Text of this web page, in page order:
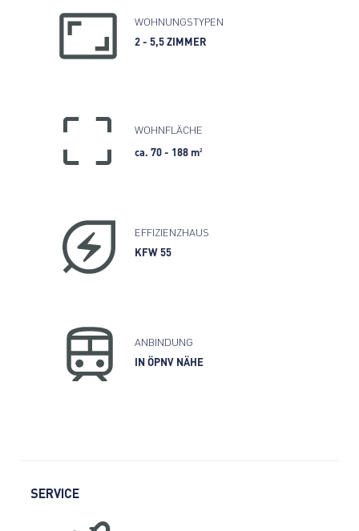
WOHNUNGSTYPEN
2 - 5,5 ZIMMER
WOHNFLÄCHE
ca. 70 - 188 m2
EFFIZIENZHAUS
KFW 55
ANBINDUNG
IN ÖPNV NÄHE
SERVICE